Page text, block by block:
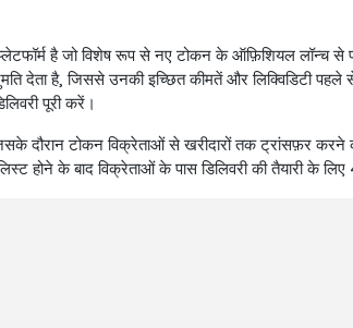
है जो विशेष रूप से नए टोकन के ऑफ़िशियल लॉन्च से
देता है, जिससे उनकी इच्छित कीमतें और लिक्विडिटी पहले
पूरी करें।
दौरान टोकन विक्रेताओं से खरीदारों तक ट्रांसफ़र
होने के बाद विक्रेताओं के पास डिलिवरी की तैयारी के